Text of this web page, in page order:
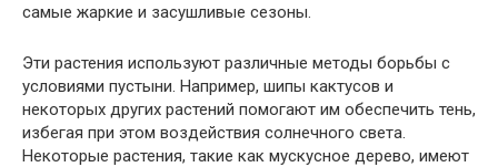
самые жаркие и засушливые сезоны.
Эти растения используют различные методы борьбы с
условиями пустыни. Например, шипы кактусов и
некоторых других растений помогают им обеспечить тень,
избегая при этом воздействия солнечного света.
Некоторые растения, такие как мускусное дерево, имеют